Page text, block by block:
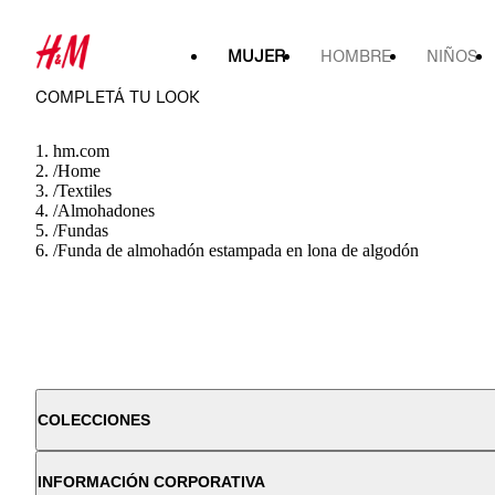
MUJER HOMBRE NIÑOS
COMPLETÁ TU LOOK
hm.com
/Home
/Textiles
/Almohadones
/Fundas
/Funda de almohadón estampada en lona de algodón
COLECCIONES
INFORMACIÓN CORPORATIVA